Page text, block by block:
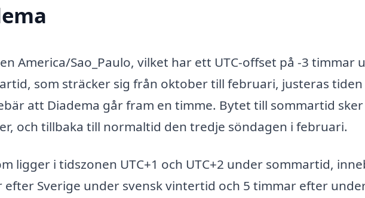
America/Sao_Paulo, vilket har ett UTC-offset på -3 timmar
som sträcker sig från oktober till februari, justeras
att Diadema går fram en timme. Bytet till sommartid
och tillbaka till normaltid den tredje söndagen i februari.
ligger i tidszonen UTC+1 och UTC+2 under sommartid,
efter Sverige under svensk vintertid och 5 timmar efter